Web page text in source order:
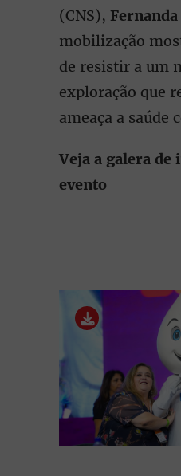
(CNS),
mobilização
de resistir a um
exploração que
ameaça a saúde
Veja a galera de
evento